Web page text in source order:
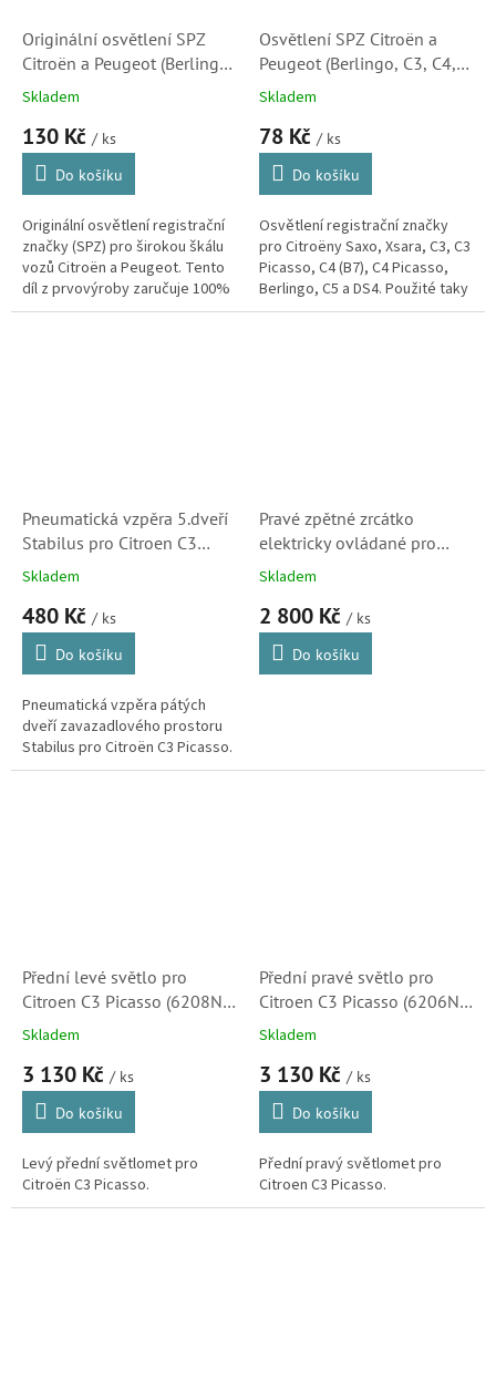
Originální osvětlení SPZ
Citroën a Peugeot (Berlingo,
C3, C4, C5, Partner) -
Skladem
130 Kč / ks
Do košíku
Originální osvětlení registrační
značky (SPZ) pro širokou škálu
vozů Citroën a Peugeot. Tento
díl z prvovýroby zaručuje 100%
kompatibilitu, perfektní těsnost
Osvětlení SPZ Citroën a
Peugeot (Berlingo, C3, C4,
C5, Partner) - náhrada
Skladem
78 Kč / ks
Do košíku
Osvětlení registrační značky
pro Citroëny Saxo, Xsara, C3, C3
Picasso, C4 (B7), C4 Picasso,
Berlingo, C5 a DS4. Použité taky
u modelů Peugeot 206+, 207,
Pneumatická vzpěra 5.dveří
Stabilus pro Citroen C3
Picasso (8731S8, 896251)
Skladem
480 Kč / ks
Do košíku
Pneumatická vzpěra pátých
dveří zavazadlového prostoru
Stabilus pro Citroën C3 Picasso.
Pravé zpětné zrcátko
elektricky ovládané pro
Citroen C3 Picasso a C4
Skladem
2 800 Kč / ks
Do košíku
Přední levé světlo pro
Citroen C3 Picasso (6208N5,
5521133LMLDEM)
Skladem
3 130 Kč / ks
Do košíku
Levý přední světlomet pro
Citroën C3 Picasso.
Přední pravé světlo pro
Citroen C3 Picasso (6206N5,
5521133RMLDEM)
Skladem
3 130 Kč / ks
Do košíku
Přední pravý světlomet pro
Citroen C3 Picasso.